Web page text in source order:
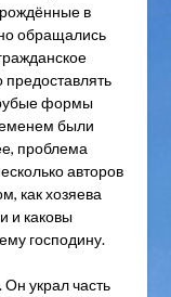
в
обращались
формы
были
проблема
авторов
как хозяева
и каковы
господину.
украл часть